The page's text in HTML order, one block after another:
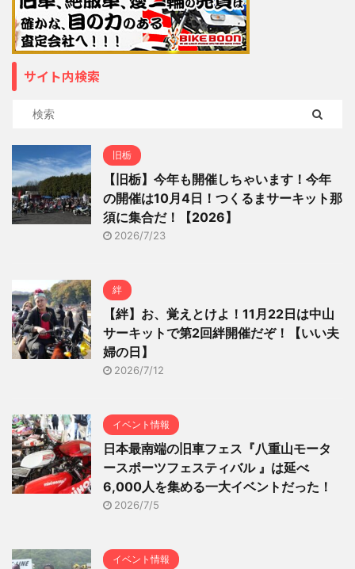
サイト内検索
旧栃
【旧栃】今年も開催しちゃいます！今年
の開催は10月4日！つくるまサーキット那
須に集合だ！【2026】
2026/7/23
絆
【絆】お、覚えとけよ！11月22日は中山
サーキットで第2回絆開催だぞ！【いい夫
婦の日】
2026/7/12
イベント情報
日本最南端の旧車フェス『八重山モータ
ースポーツフェスティバル 』は延べ
6,000人を集める一大イベントだった！
2026/7/5
イベント情報